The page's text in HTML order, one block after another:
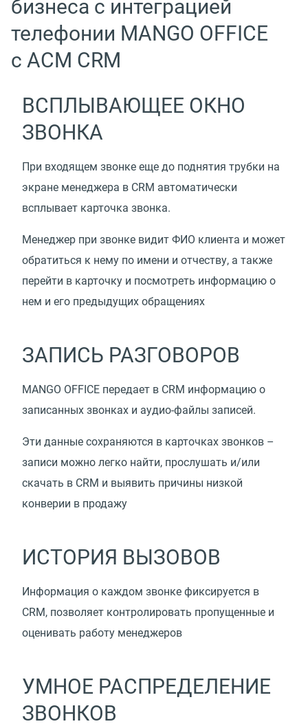
бизнеса с интеграцией
телефонии MANGO OFFICE
с АСМ CRM
ВСПЛЫВАЮЩЕЕ ОКНО
ЗВОНКА
При входящем звонке еще до поднятия трубки на
экране менеджера в CRM автоматически
всплывает карточка звонка.
Менеджер при звонке видит ФИО клиента и может
обратиться к нему по имени и отчеству, а также
перейти в карточку и посмотреть информацию о
нем и его предыдущих обращениях
ЗАПИСЬ РАЗГОВОРОВ
MANGO OFFICE передает в CRM информацию о
записанных звонках и аудио-файлы записей.
Эти данные сохраняются в карточках звонков –
записи можно легко найти, прослушать и/или
скачать в CRM и выявить причины низкой
конверии в продажу
ИСТОРИЯ ВЫЗОВОВ
Информация о каждом звонке фиксируется в
CRM, позволяет контролировать пропущенные и
оценивать работу менеджеров
УМНОЕ РАСПРЕДЕЛЕНИЕ
ЗВОНКОВ